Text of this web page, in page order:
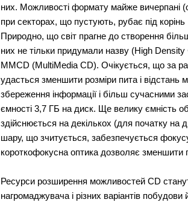
них. Можливості формату майже вичерпані
при секторах, що пустують, рубає під
Природно, що світ прагне до створення
них не тільки придумали назву (High
MMCD (MultiMedia CD). Очікується, що за
удасться зменшити розміри пита і відстань
збереження інформації і більш сучасними
ємності 3,7 ГБ на диск. Ще велику ємність
здійснюється на декількох (для початку
шару, що зчитується, забезпечується
короткофокусна оптика дозволяє зменшити
Ресурси розширення можливостей CD
нагромаджувача і різних варіантів побудови